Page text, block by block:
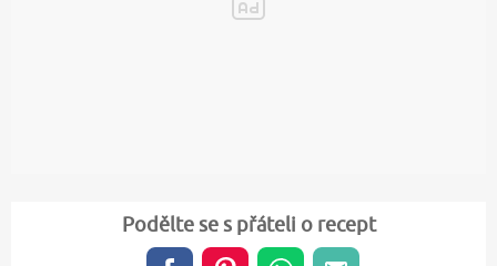
Podělte se s přáteli o recept